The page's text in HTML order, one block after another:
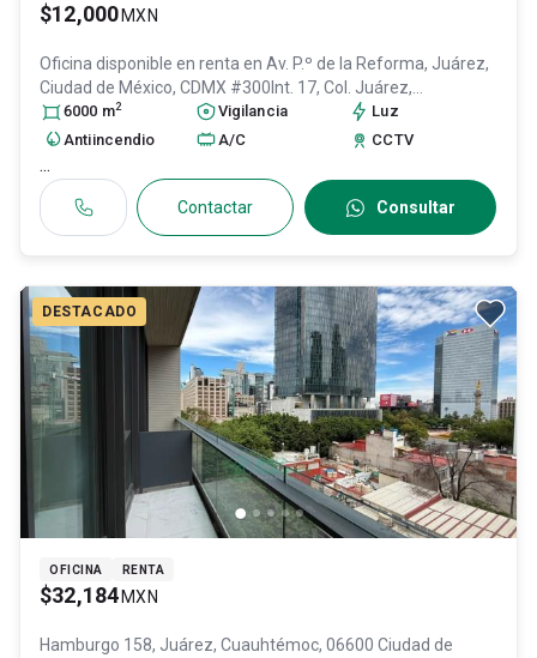
$12,000 MXN
Oficina disponible en renta en Av. P.º de la Reforma, Juárez,
Ciudad de México, CDMX #300Int. 17, Col. Juárez,
Cuauhtémoc
, DF / CDMX, México, C.P. 06600 , ID:
6000 m2 Vigilancia
Luz
Antiincendio
A/C CCTV
...
Contactar Consultar
DESTACADO
OFICINA RENTA
$32,184 MXN
Hamburgo 158, Juárez, Cuauhtémoc, 06600 Ciudad de